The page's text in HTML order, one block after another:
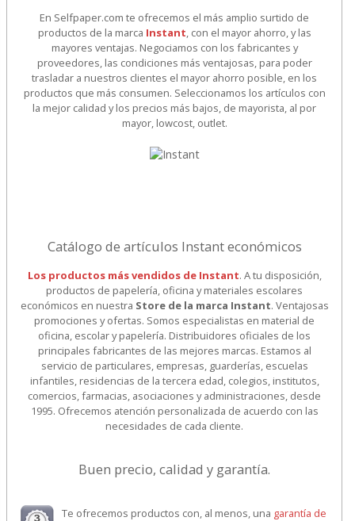
En Selfpaper.com te ofrecemos el más amplio surtido de
productos de la marca Instant, con el mayor ahorro, y las
mayores ventajas. Negociamos con los fabricantes y
proveedores, las condiciones más ventajosas, para poder
trasladar a nuestros clientes el mayor ahorro posible, en los
productos que más consumen. Seleccionamos los artículos con
la mejor calidad y los precios más bajos, de mayorista, al por
mayor, lowcost, outlet.
Catálogo de artículos Instant económicos
Los productos más vendidos de Instant. A tu disposición,
productos de papelería, oficina y materiales escolares
económicos en nuestra Store de la marca Instant. Ventajosas
promociones y ofertas. Somos especialistas en material de
oficina, escolar y papelería. Distribuidores oficiales de los
principales fabricantes de las mejores marcas. Estamos al
servicio de particulares, empresas, guarderías, escuelas
infantiles, residencias de la tercera edad, colegios, institutos,
comercios, farmacias, asociaciones y administraciones, desde
1995. Ofrecemos atención personalizada de acuerdo con las
necesidades de cada cliente.
Buen precio, calidad y garantía.
Te ofrecemos productos con, al menos, una garantía de